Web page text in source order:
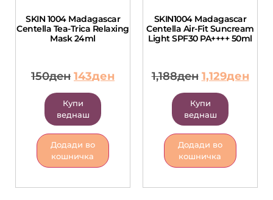
SKIN 1004 Madagascar
Centella Tea-Trica Relaxing
Mask 24ml
150ден 143ден
Купи
веднаш
Додади во
кошничка
SKIN1004 Madagascar
Centella Air-Fit Suncream
Light SPF30 PA++++ 50ml
1,188ден 1,129ден
Купи
веднаш
Додади во
кошничка